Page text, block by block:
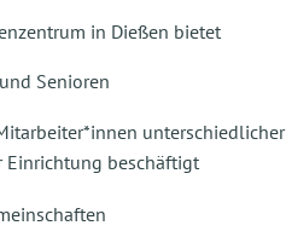
in Dießen bietet
Senioren
unterschiedlicher
Einrichtung beschäftigt